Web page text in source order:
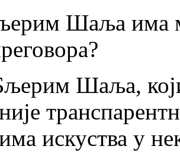
Шаља има
Шаља,
искуства у